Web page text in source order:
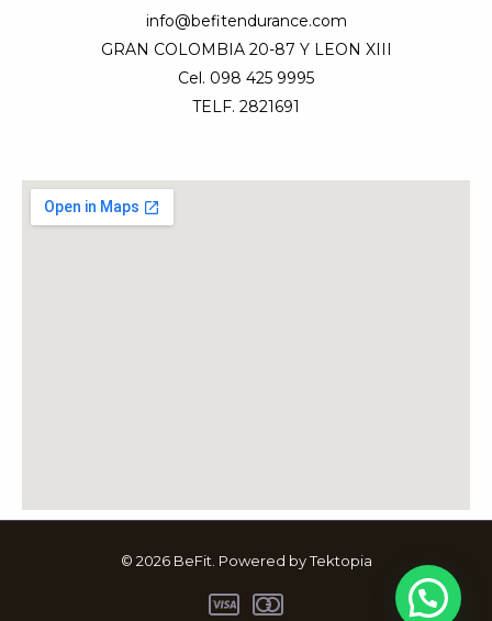
info@befitendurance.com
GRAN COLOMBIA 20-87 Y LEON XIII
Cel. 098 425 9995
TELF. 2821691
© 2026 BeFit. Powered by Tektopia